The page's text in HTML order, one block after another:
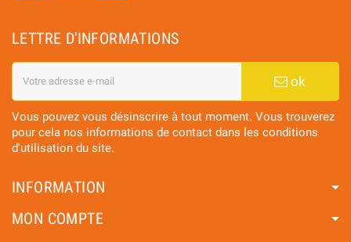
LETTRE D'INFORMATIONS
ok
Vous pouvez vous désinscrire à tout moment. Vous trouverez
pour cela nos informations de contact dans les conditions
d'utilisation du site.
INFORMATION
MON COMPTE